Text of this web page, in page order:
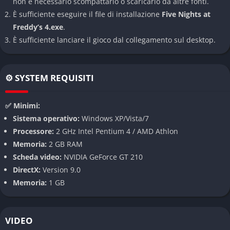
e un letto che diventano le uniche difese contro le creature
animatroniche. Questa scelta amplifica il senso di vulnerabilità
e trasforma un ambiente familiare in un teatro di paura
costante.
Five Nights at Freddy’s 4 abbandona le interfacce visive
o passo lontano diventa un segnale vitale per decidere quando
chiudere una porta o accendere la torcia. L’uso delle cuffie è
praticamente obbligatorio per sopravvivere, perché il minimo
errore di interpretazione può portare a un jumpscare
improvviso e brutale.
Nuovi animatronics da incubo
ritornano in forme mutate e mostruose, con design ispirati agli
È sufficiente eseguire il file di installazione Five Nights at
Freddy’s 4.exe.
È sufficiente lanciare il gioco dal collegamento sul desktop.
⚙️ SYSTEM REQUISITI
✅ Minimi:
Sistema operativo: Windows XP/Vista/7
Processore: 2 GHz Intel Pentium 4 / AMD Athlon
Memoria: 2 GB RAM
Scheda video: NVIDIA GeForce GT 210
DirectX: Version 9.0
Memoria: 1 GB
VIDEO